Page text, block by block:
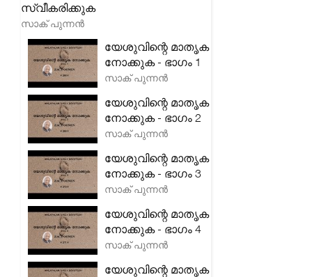
സ്വീകരിക്കുക
സാക് പുന്നൻ
യേശുവിന്റെ മാതൃക
നോക്കുക - ഭാഗം 1
സാക് പുന്നൻ
യേശുവിന്റെ മാതൃക
നോക്കുക - ഭാഗം 2
സാക് പുന്നൻ
യേശുവിന്റെ മാതൃക
നോക്കുക - ഭാഗം 3
സാക് പുന്നൻ
യേശുവിന്റെ മാതൃക
നോക്കുക - ഭാഗം 4
സാക് പുന്നൻ
യേശുവിന്റെ മാതൃക